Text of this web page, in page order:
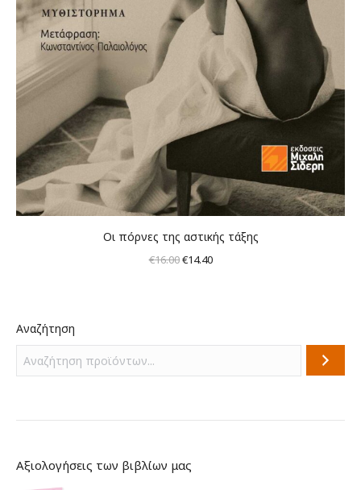
Οι πόρνες της αστικής τάξης
€16.00Original
€14.40Η
Αναζήτηση
Αξιολογήσεις των βιβλίων μας